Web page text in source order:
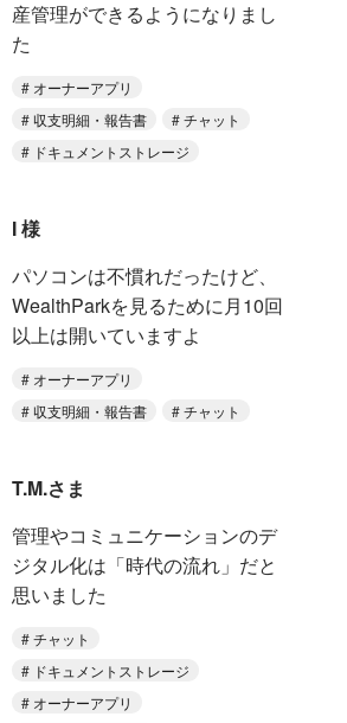
産管理ができるようになりまし
た
オーナーアプリ
収支明細・報告書
チャット
ドキュメントストレージ
I 様
パソコンは不慣れだったけど、
WealthParkを見るために月10回
以上は開いていますよ
オーナーアプリ
収支明細・報告書
チャット
T.M.さま
管理やコミュニケーションのデ
ジタル化は「時代の流れ」だと
思いました
チャット
ドキュメントストレージ
オーナーアプリ